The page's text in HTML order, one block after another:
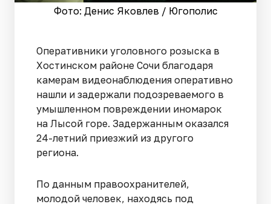
Фото: Денис Яковлев / Югополис
Оперативники уголовного розыска в
Хостинском районе Сочи благодаря
камерам видеонаблюдения оперативно
нашли и задержали подозреваемого в
умышленном повреждении иномарок
на Лысой горе. Задержанным оказался
24-летний приезжий из другого
региона.
По данным правоохранителей,
молодой человек, находясь под